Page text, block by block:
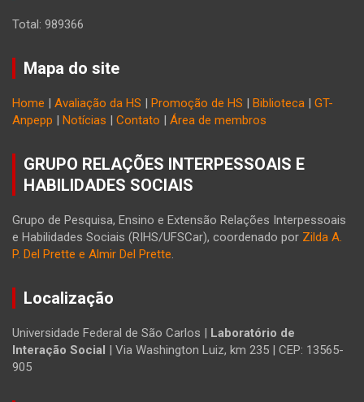
Total: 989366
Mapa do site
Home | Avaliação da HS | Promoção de HS | Biblioteca | GT-
Anpepp | Notícias | Contato | Área de membros
GRUPO RELAÇÕES INTERPESSOAIS E
HABILIDADES SOCIAIS
Grupo de Pesquisa, Ensino e Extensão Relações Interpessoais
e Habilidades Sociais (RIHS/UFSCar), coordenado por Zilda A.
P. Del Prette e Almir Del Prette.
Localização
Universidade Federal de São Carlos | Laboratório de
Interação Social | Via Washington Luiz, km 235 | CEP: 13565-
905